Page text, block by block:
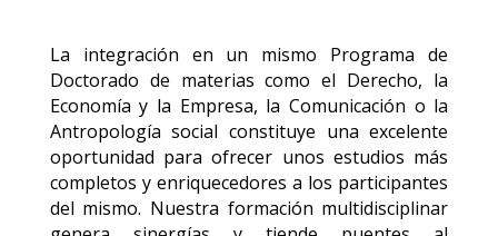
La integración en un mismo Programa de
Doctorado de materias como el Derecho, la
Economía y la Empresa, la Comunicación o la
Antropología social constituye una excelente
oportunidad para ofrecer unos estudios más
completos y enriquecedores a los participantes
del mismo. Nuestra formación multidisciplinar